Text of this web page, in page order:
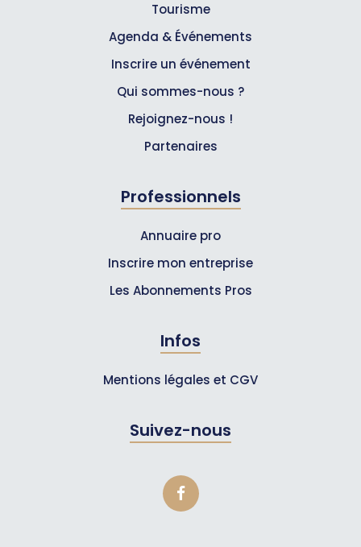
Tourisme
Agenda & Événements
Inscrire un événement
Qui sommes-nous ?
Rejoignez-nous !
Partenaires
Professionnels
Annuaire pro
Inscrire mon entreprise
Les Abonnements Pros
Infos
Mentions légales et CGV
Suivez-nous